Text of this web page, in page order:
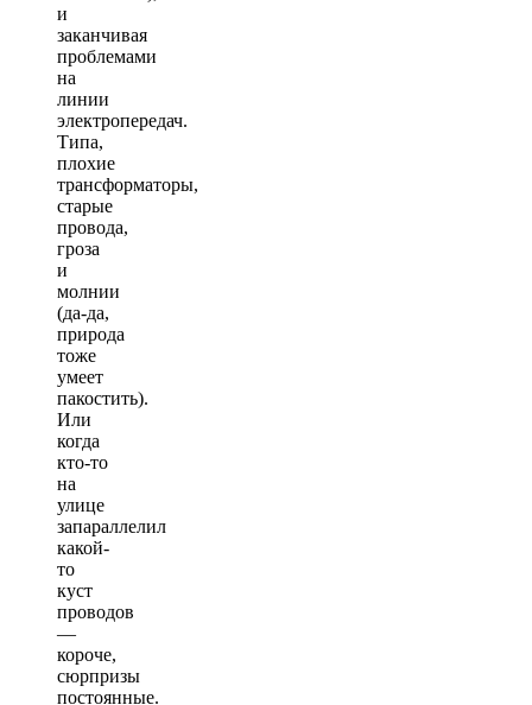
и
заканчивая
проблемами
на
линии
электропередач.
Типа,
плохие
трансформаторы,
старые
провода,
гроза
и
молнии
(да-да,
природа
тоже
умеет
пакостить).
Или
когда
кто-то
на
улице
запараллелил
какой-
то
куст
проводов
—
короче,
сюрпризы
постоянные.